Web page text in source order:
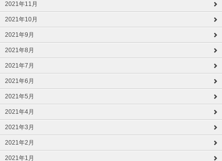
2021年11月
2021年10月
2021年9月
2021年8月
2021年7月
2021年6月
2021年5月
2021年4月
2021年3月
2021年2月
2021年1月